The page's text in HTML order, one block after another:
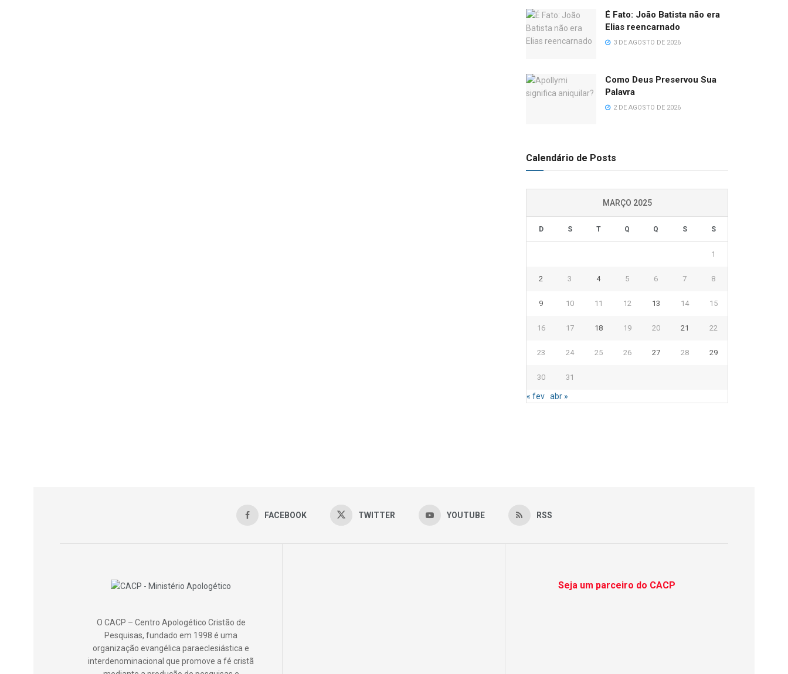
É Fato: João Batista não era
Elias reencarnado
3 DE AGOSTO DE 2026
Como Deus Preservou Sua
Palavra
2 DE AGOSTO DE 2026
Calendário de Posts
MARÇO 2025
D S T Q Q S S
1
2 3 4 5 6 7 8
9 10 11 12 13 14 15
16 17 18 19 20 21 22
23 24 25 26 27 28 29
30 31
« fev abr »
FACEBOOK TWITTER YOUTUBE RSS
O CACP – Centro Apologético Cristão de
Pesquisas, fundado em 1998 é uma
organização evangélica paraeclesiástica e
interdenominacional que promove a fé cristã
Seja um parceiro do CACP